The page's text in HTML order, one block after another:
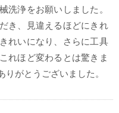
洗浄をお願いしました。
き、見違えるほどにきれ
れいになり、さらに工具
れほど変わるとは驚きま
がとうございました。